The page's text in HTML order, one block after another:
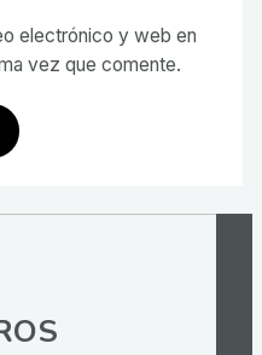
electrónico y web en
vez que comente.